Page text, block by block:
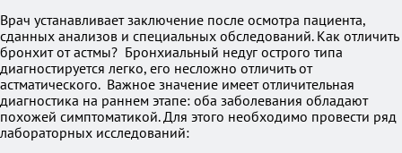
Врач устанавливает заключение после осмотра пациента,
сданных анализов и специальных обследований. Как отличить
бронхит от астмы? Бронхиальный недуг острого типа
диагностируется легко, его несложно отличить от
астматического. Важное значение имеет отличительная
диагностика на раннем этапе: оба заболевания обладают
похожей симптоматикой. Для этого необходимо провести ряд
лабораторных исследований: